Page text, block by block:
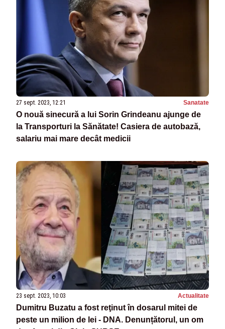
27 sept. 2023, 12:21 Sanatate
O nouă sinecură a lui Sorin Grindeanu ajunge de
la Transporturi la Sănătate! Casiera de autobază,
salariu mai mare decât medicii
23 sept. 2023, 10:03 Actualitate
Dumitru Buzatu a fost reţinut în dosarul mitei de
peste un milion de lei - DNA. Denunțătorul, un om